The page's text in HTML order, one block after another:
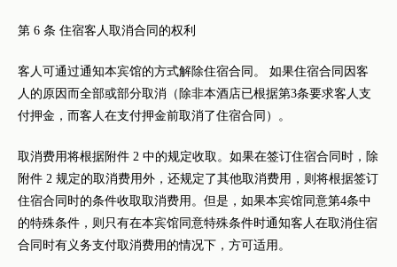
第 6 条 住宿客人取消合同的权利
客人可通过通知本宾馆的方式解除住宿合同。 如果住宿合同因客
人的原因而全部或部分取消（除非本酒店已根据第3条要求客人支
付押金，而客人在支付押金前取消了住宿合同）。
取消费用将根据附件 2 中的规定收取。如果在签订住宿合同时，除
附件 2 规定的取消费用外，还规定了其他取消费用，则将根据签订
住宿合同时的条件收取取消费用。但是，如果本宾馆同意第4条中
的特殊条件，则只有在本宾馆同意特殊条件时通知客人在取消住宿
合同时有义务支付取消费用的情况下，方可适用。